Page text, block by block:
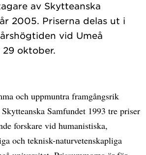
av Skytteanska
2005. Priserna delas ut i
vid Umeå
och uppmuntra framgångsrik
Samfundet 1993 tre priser
forskare vid humanistiska,
och teknisk-naturvetenskapliga